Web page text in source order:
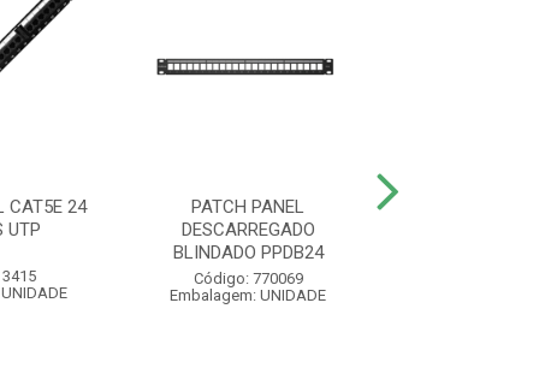
CAT5E 24
UTP
PATCH PANEL
DESCARREGADO
BLINDADO PPDB24
Código: 770069
Embalagem: UNIDADE